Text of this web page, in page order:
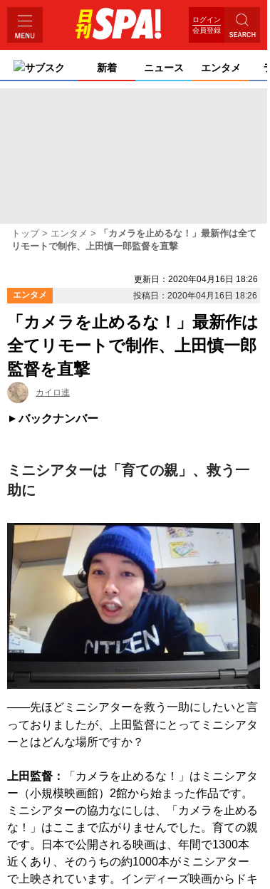
ログイン
会員登録
サブスク 新着 ニュース エンタメ
トップ エンタメ
「カメラを止めるな！」最新作は全て
リモートで制作、上田慎一郎監督を直撃
更新日：2020年04月16日 18:26
エンタメ
投稿日：2020年04月16日 18:26
「カメラを止めるな！」最新作は
全てリモートで制作、上田慎一郎
監督を直撃
カイロ連
バックナンバー
ミニシアターは「育ての親」、救う一
助に
――先ほどミニシアターを救う一助にしたいと言
っておりましたが、上田監督にとってミニシアタ
ーとはどんな場所ですか？
上田監督：
「カメラを止めるな！」はミニシアタ
ー（小規模映画館）2館から始まった作品です。
ミニシアターの協力なにしは、「カメラを止める
な！」はここまで広がりませんでした。育ての親
です。日本で公開される映画は、年間で1300本
近くあり、そのうちの約1000本がミニシアター
で上映されています。インディーズ映画からドキ